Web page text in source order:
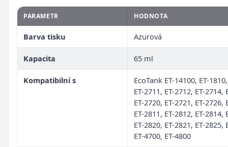
PARAMETR HODNOTA
Barva tisku Azurová
Kapacita 65 ml
Kompatibilní s
EcoTank ET-14100, ET-
ET-2711, ET-2712, ET-2714,
ET-2720, ET-2721, ET-2726,
ET-2811, ET-2812, ET-2814,
ET-2820, ET-2821, ET-2825,
ET-4700, ET-4800